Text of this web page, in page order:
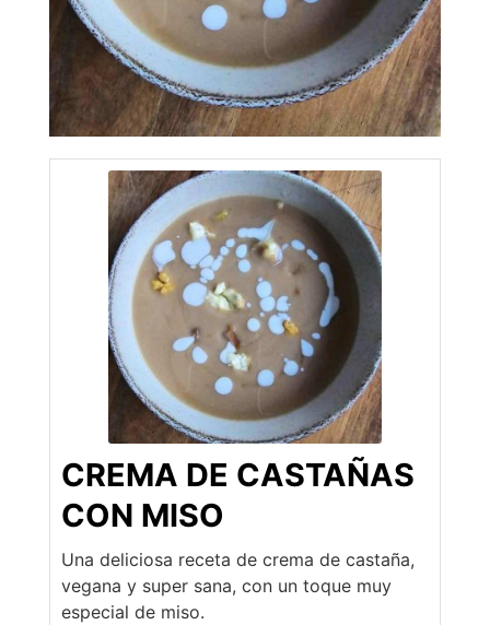
CREMA DE CASTAÑAS
CON MISO
Una deliciosa receta de crema de castaña,
vegana y super sana, con un toque muy
especial de miso.